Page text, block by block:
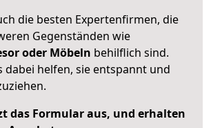
die besten Expertenfirmen, die
Gegenständen wie
oder Möbeln behilflich sind.
dabei helfen, sie entspannt und
das Formular aus, und erhalten